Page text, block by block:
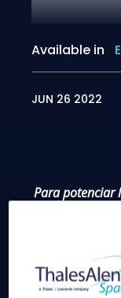
Available in
JUN 26 2022
Para potenciar
Cannes, 15 de
Space, la joint